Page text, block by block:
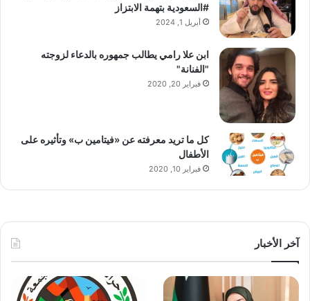
#السعودية بتهمة الابتزاز
أبريل 1, 2024
ابن علا رامي يطالب جمهوره بالدعاء لزوجته
"الفنانة"
فبراير 20, 2020
كل ما تريد معرفته عن «فيتامين ب» وتأثيره على
الأطفال
فبراير 10, 2020
آخر الأخبار